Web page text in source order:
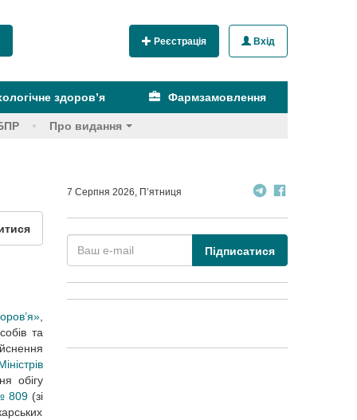
Реєстрація Вхід
здоров’я Фармзамовлення
Про видання
,
та
обігу
809 (зі
7 Серпня 2026, П’ятниця
Підписатися